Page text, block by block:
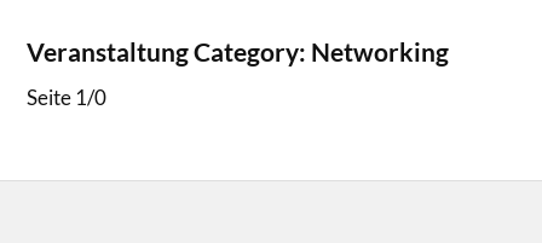
Veranstaltung Category: Networking
Seite 1/0